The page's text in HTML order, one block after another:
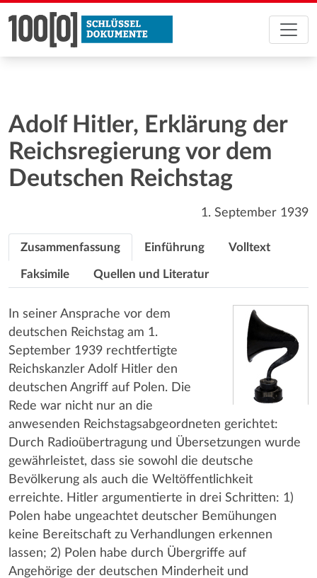
Adolf Hitler, Erklärung der
Reichsregierung vor dem
Deutschen Reichstag
1. September 1939
Zusammenfassung Einführung Volltext
Faksimile Quellen und Literatur
In seiner Ansprache vor dem
deutschen Reichstag am 1.
September 1939 rechtfertigte
Reichskanzler Adolf Hitler den
deutschen Angriff auf Polen. Die
Rede war nicht nur an die
anwesenden Reichstagsabgeordneten gerichtet:
Durch Radioübertragung und Übersetzungen wurde
gewährleistet, dass sie sowohl die deutsche
Bevölkerung als auch die Weltöffentlichkeit
erreichte. Hitler argumentierte in drei Schritten: 1)
Polen habe ungeachtet deutscher Bemühungen
keine Bereitschaft zu Verhandlungen erkennen
lassen; 2) Polen habe durch Übergriffe auf
Angehörige der deutschen Minderheit und